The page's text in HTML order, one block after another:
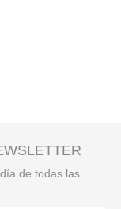
de todas las